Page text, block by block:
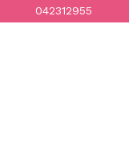
042312955